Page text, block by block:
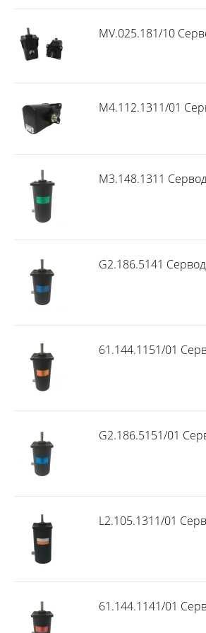
MV.025.181/10
M4.112.1311/01
M3.148.1311
G2.186.5141
61.144.1151/01
G2.186.5151/01
L2.105.1311/01
61.144.1141/01